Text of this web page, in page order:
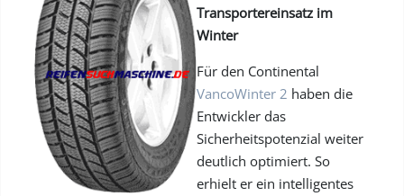
Transportereinsatz im
Winter
Für den Continental
VancoWinter 2 haben die
Entwickler das
Sicherheitspotenzial weiter
deutlich optimiert. So
erhielt er ein intelligentes